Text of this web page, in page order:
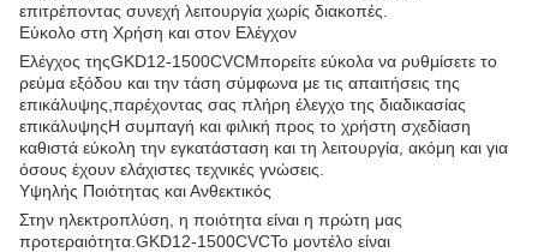
επιτρέποντας συνεχή λειτουργία χωρίς διακοπές.
Εύκολο στη Χρήση και στον Ελέγχον
Ελέγχος τηςGKD12-1500CVCΜπορείτε εύκολα να ρυθμίσετε το
ρεύμα εξόδου και την τάση σύμφωνα με τις απαιτήσεις της
επικάλυψης,παρέχοντας σας πλήρη έλεγχο της διαδικασίας
επικάλυψηςΗ συμπαγή και φιλική προς το χρήστη σχεδίαση
καθιστά εύκολη την εγκατάσταση και τη λειτουργία, ακόμη και για
όσους έχουν ελάχιστες τεχνικές γνώσεις.
Υψηλής Ποιότητας και Ανθεκτικός
Στην ηλεκτροπλύση, η ποιότητα είναι η πρώτη μας
προτεραιότητα. GKD12-1500CVCΤο μοντέλο είναι